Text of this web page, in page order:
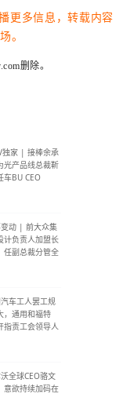
更多信息，转载内容
。
删除。